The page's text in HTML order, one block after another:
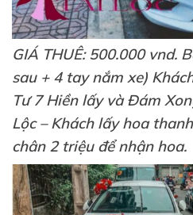
GIÁ THUÊ: 500.000 vnd.
sau + 4 tay nắm xe)
Tư 7 Hiền lấy và Đám
Lộc – Khách lấy hoa
chân 2 triệu để nhận hoa.